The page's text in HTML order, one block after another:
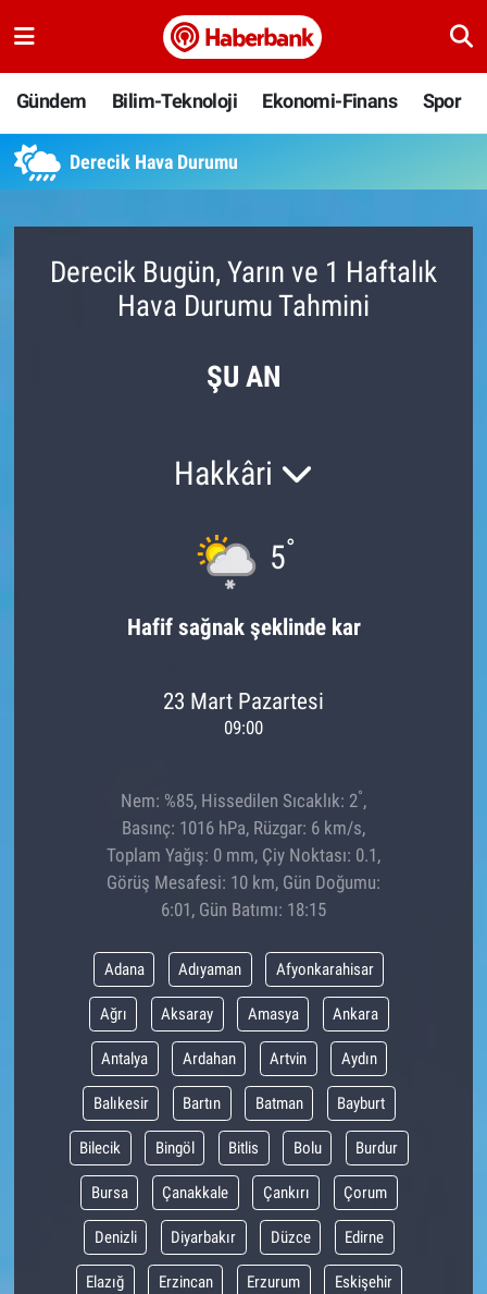
Gündem Bilim-Teknoloji Ekonomi-Finans Spor
Derecik Hava Durumu
Derecik Bugün, Yarın ve 1 Haftalık
Hava Durumu Tahmini
ŞU AN
Hakkâri
5°
Hafif sağnak şeklinde kar
23 Mart Pazartesi
09:00
Nem: %85, Hissedilen Sıcaklık: 2°,
Basınç: 1016 hPa, Rüzgar: 6 km/s,
Toplam Yağış: 0 mm, Çiy Noktası: 0.1,
Görüş Mesafesi: 10 km, Gün Doğumu:
6:01, Gün Batımı: 18:15
Adana Adıyaman Afyonkarahisar
Ağrı Aksaray Amasya Ankara
Antalya Ardahan Artvin Aydın
Balıkesir Bartın Batman Bayburt
Bilecik Bingöl Bitlis Bolu Burdur
Bursa Çanakkale Çankırı Çorum
Denizli Diyarbakır Düzce Edirne
Elazığ Erzincan Erzurum Eskişehir
Bilim-Teknoloji
Ekonomi-Finans
Hava Durumu
Namaz Vakitleri
Süper Lig Puan Durumu ve Fikstür